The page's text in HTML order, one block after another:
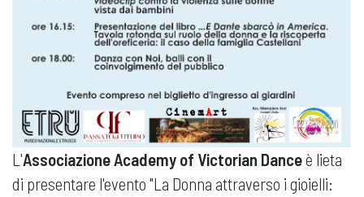
L'Associazione Academy of Victorian Danceè lieta
di presentare l'evento "La Donna attraverso i gioielli: